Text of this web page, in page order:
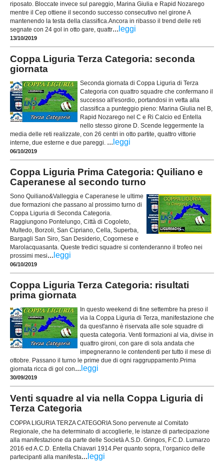
riposato. Bloccate invece sul pareggio, Marina Giulia e Rapid Nozarego
mentre il Cep ottiene il secondo successo consecutivo nel girone A
mantenendo la testa della classifica.Ancora in ribasso il trend delle reti
segnate con 24 gol in otto gare, quattr... leggi
13/10/2019
Coppa Liguria Terza Categoria: seconda
giornata
Seconda giornata di Coppa Liguria di Terza
Categoria con quattro squadre che confermano il
successo all'esordio, portandosi in vetta alla
classifica a punteggio pieno: Marina Giulia nel B,
Rapid Nozarego nel C e Ri Calcio ed Entella
nello stesso girone D. Scende leggermente la
media delle reti realizzate, con 26 centri in otto partite, quattro vittorie
interne, due esterne e due pareggi. ... leggi
06/10/2019
Coppa Liguria Prima Categoria: Quiliano e
Caperanese al secondo turno
Sono Quiliano&Valleggia e Caperanese le ultime
due formazioni che passano al prossimo turno di
Coppa Liguria di Seconda Categoria.
Raggiungono Pontelungo, Città di Cogoleto,
Multedo, Borzoli, San Cipriano, Cella, Superba,
Bargagli San Siro, San Desiderio, Cogornese e
Marolacquasanta. Queste tredici squadre si contenderanno il trofeo nei
prossimi mesi... leggi
06/10/2019
Coppa Liguria Terza Categoria: risultati
prima giornata
In questo weekend di fine settembre ha preso il
via la Coppa Liguria di Terza, manifestazione che
da quest'anno è riservata alle sole squadre di
questa categoria. Venti formazioni al via, divise in
quattro gironi, con gare di sola andata che
impegneranno le contendenti per tutto il mese di
ottobre. Passano il turno le prime due di ogni raggruppamento.Prima
giornata ricca di gol con... leggi
30/09/2019
Venti squadre al via nella Coppa Liguria di
Terza Categoria
COPPA LIGURIA TERZA CATEGORIA Sono pervenute al Comitato
Regionale, che ha determinato di accoglierle, le istanze di partecipazione
alla manifestazione da parte delle Società A.S.D. Gringos, F.C.D. Lumarzo
2016 ed A.C.D. Entella Chiavari 1914.Per quanto sopra, l’organico delle
partecipanti alla manifesta... leggi